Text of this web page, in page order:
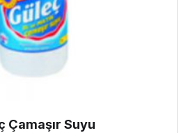
Çamaşır Suyu